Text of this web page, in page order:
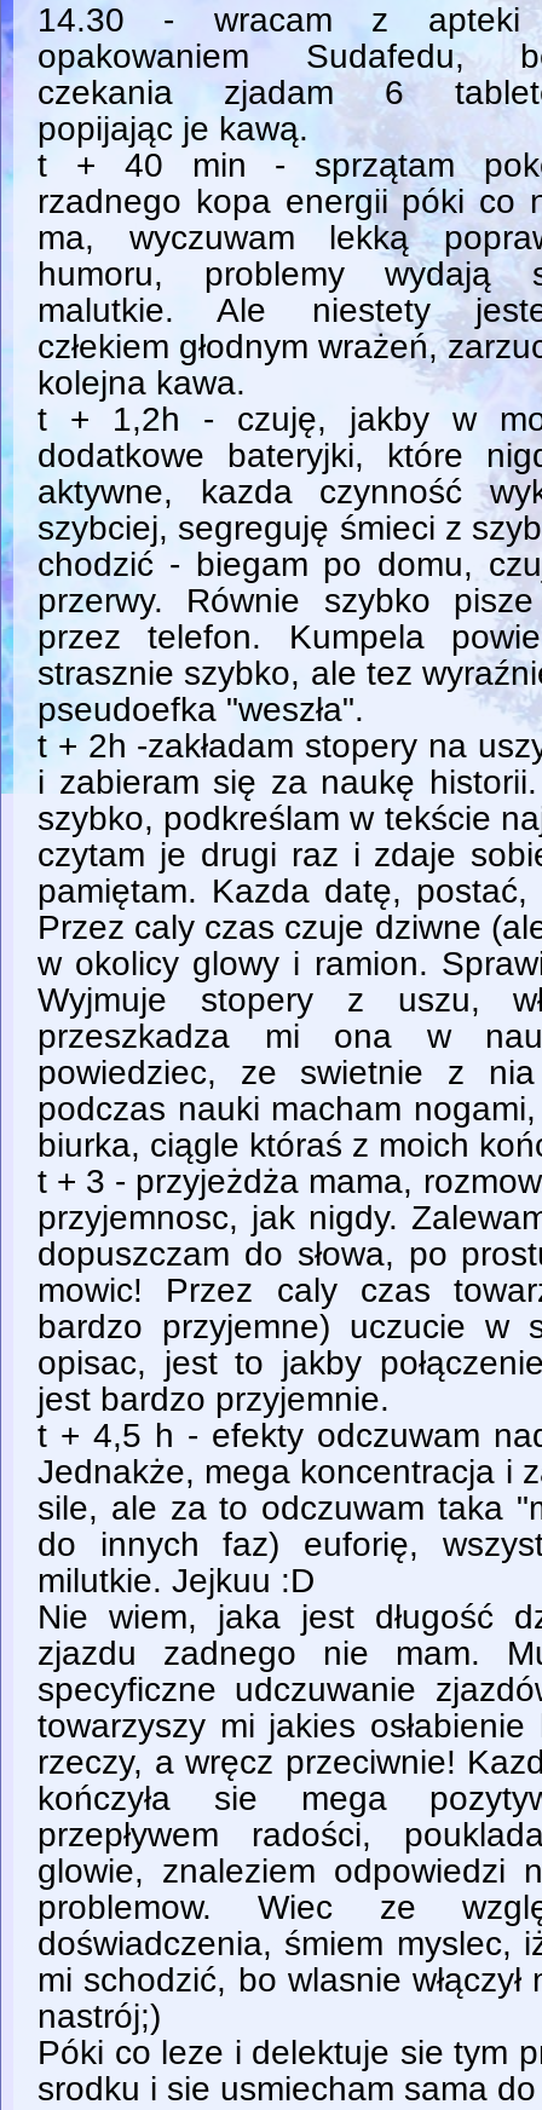
14.30 - wracam z
opakowaniem Sudafedu,
czekania zjadam 6
popijając je kawą.
t + 40 min - sprzątam
rzadnego kopa energii póki co
ma, wyczuwam lekką
humoru, problemy wydają
malutkie. Ale niestety
człekiem głodnym wrażeń,
kolejna kawa.
t + 1,2h - czuję, jakby w
dodatkowe bateryjki, które
aktywne, kazda czynność
szybciej, segreguję śmieci z
chodzić - biegam po domu,
przerwy. Równie szybko
przez telefon. Kumpela
strasznie szybko, ale tez
pseudoefka "weszła".
t + 2h -zakładam stopery na
i zabieram się za naukę
szybko, podkreślam w tekście
czytam je drugi raz i zdaje
pamiętam. Kazda datę,
Przez caly czas czuje dziwne
w okolicy glowy i ramion.
Wyjmuje stopery z uszu,
przeszkadza mi ona w
powiedziec, ze swietnie z nia
podczas nauki macham
biurka, ciągle któraś z moich
t + 3 - przyjeżdża mama,
przyjemnosc, jak nigdy.
dopuszczam do słowa, po
mowic! Przez caly czas
bardzo przyjemne) uczucie w
opisac, jest to jakby
jest bardzo przyjemnie.
t + 4,5 h - efekty odczuwam
Jednakże, mega koncentracja i
sile, ale za to odczuwam taka
do innych faz) euforię,
milutkie. Jejkuu :D
Nie wiem, jaka jest długość
zjazdu zadnego nie mam.
specyficzne udczuwanie
towarzyszy mi jakies
rzeczy, a wręcz przeciwnie!
kończyła sie mega
przepływem radości,
glowie, znaleziem odpowiedzi
problemow. Wiec ze
doświadczenia, śmiem myslec,
mi schodzić, bo wlasnie
nastrój;)
Póki co leze i delektuje sie tym
srodku i sie usmiecham sama